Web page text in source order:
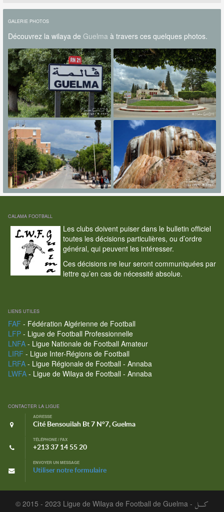
GALERIE PHOTOS
Découvrez la wilaya de Guelmaà travers ces quelques photos.
CALAMA FOOTBALL
Les clubs doivent puiser dans le bulletin officiel
toutes les décisions particulières, ou d’ordre
général, qui peuvent les intéresser.
Ces décisions ne leur seront communiquées par
lettre qu’en cas de nécessité absolue.
LIENS UTILES
FAF - Fédération Algérienne de Football
LFP- Ligue de Football Professionnelle
LNFA- Ligue Nationale de Football Amateur
LIRF - Ligue Inter-Régions de Football
LRFA- Ligue Régionale de Football - Annaba
LWFA- Ligue de Wilaya de Football - Annaba
CONTACTER LA LIGUE
ADRESSE
Cité Bensouilah Bt 7 N°7, Guelma
TÉLÉPHONE / FAX
+213 37 14 55 20
ENVOYER UN MESSAGE
Utiliser notre formulaire
© 2015 - 2023 Ligue de Wilaya de Football de Guelma - كـــل